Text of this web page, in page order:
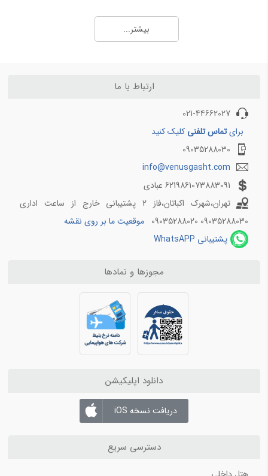
بلیط هواپیما کیش به تهران
مسیرهای منتخب بلیط هواپیما و چارتر 4
بلیط هواپیما اهواز به تهران
بلیط هواپیما اهواز به مشهد
بلیط هواپیما اصفهان به تهران
بلیط هواپیما اصفهان به مشهد
بلیط هواپیما شیراز به مشهد
بیشتر...
ارتباط با ما
021-44662027
برایتماس تلفنی کلیک کنید
09035288030
info@venusgasht.com
6219861073883091 عبادی
تهران،شهرک اکباتان،فاز 2 پشتیبانی خارج از ساعت اداری
09035288030 09035288020
موقعیت ما بر روی نقشه
پشتیبانی WhatsAPP
مجوزها و نمادها
دانلود اپلیکیشن
دریافت نسخه iOS
دسترسی سریع